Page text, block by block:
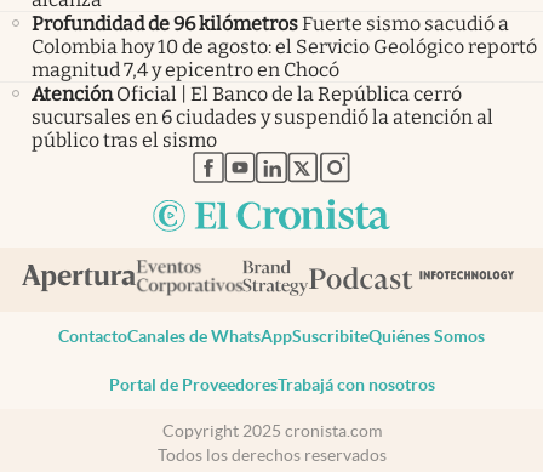
Profundidad de 96 kilómetrosFuerte sismo sacudió a
Colombia hoy 10 de agosto: el Servicio Geológico reportó
magnitud 7,4 y epicentro en Chocó
Atención Oficial | El Banco de la República cerró
sucursales en 6 ciudades y suspendió la atención al
público tras el sismo
abre en nueva pestaña
abre en nueva pestaña
abre en nueva pestaña
abre en nueva pestaña
abre en nueva pestaña
ContactoCanales de WhatsAppSuscribiteQuiénes Somos
Portal de ProveedoresTrabajá con nosotros
Copyright 2025 cronista.com
Todos los derechos reservados